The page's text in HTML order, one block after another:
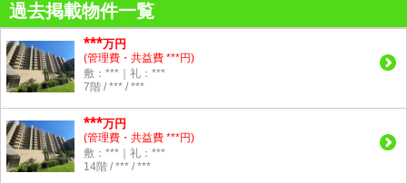
過去掲載物件一覧
***万円
(管理費・共益費 ***円)
敷：***｜礼：***
7階 / *** / ***
***万円
(管理費・共益費 ***円)
敷：***｜礼：***
14階 / *** / ***